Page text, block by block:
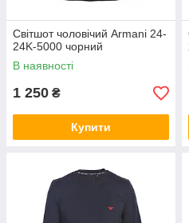
Світшот чоловічий Armani 24-
24K-5000 чорний
В наявності
1 250 ₴
Купити